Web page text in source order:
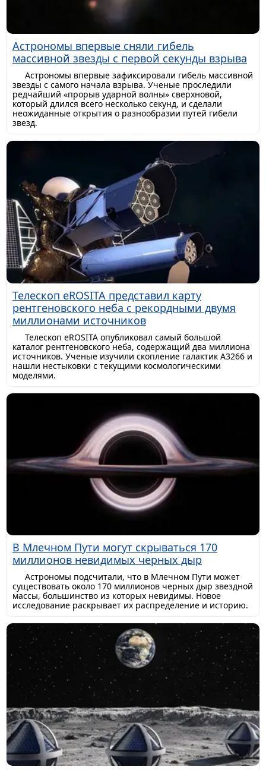
Астрономы впервые сняли гибель
массивной звезды с первой секунды взрыва
Астрономы впервые зафиксировали гибель массивной
звезды с самого начала взрыва. Ученые проследили
редчайший «прорыв ударной волны» сверхновой,
который длился всего несколько секунд, и сделали
неожиданные открытия о разнообразии путей гибели
звезд.
Телескоп eROSITA представил карту
рентгеновского неба с рекордными двумя
миллионами источников
Телескоп eROSITA опубликовал самый большой
каталог рентгеновского неба, содержащий два миллиона
источников. Ученые изучили скопление галактик A3266 и
нашли нестыковки с текущими космологическими
моделями.
В Млечном Пути могут скрываться 170
миллионов невидимых черных дыр
Астрономы подсчитали, что в Млечном Пути может
существовать около 170 миллионов черных дыр звездной
массы, большинство из которых невидимы. Новое
исследование раскрывает их распределение и историю.